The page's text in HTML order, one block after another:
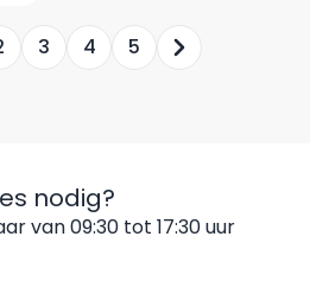
momenteel pagina
Pagina
3 Pagina
4 Pagina
5
nodig?
van 09:30 tot 17:30 uur